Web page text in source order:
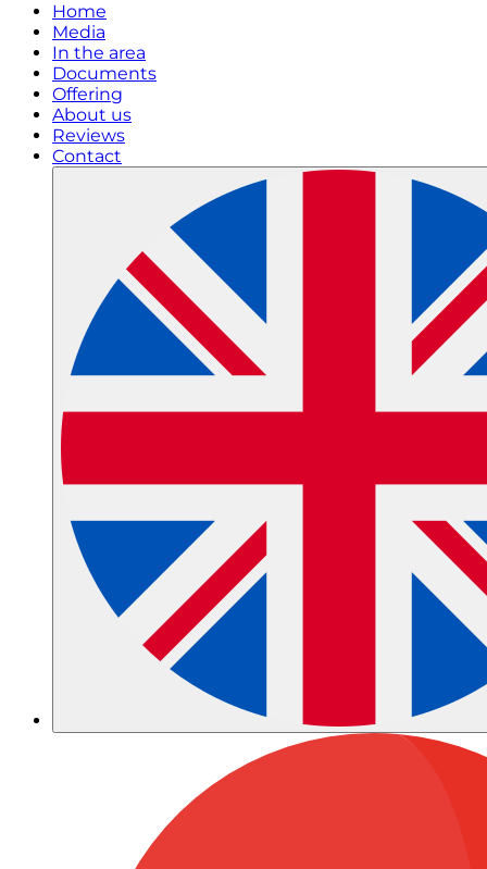
Home
Media
In the area
Documents
Offering
About us
Reviews
Contact